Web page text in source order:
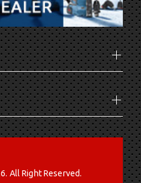
All Right Reserved.